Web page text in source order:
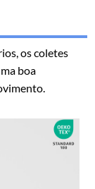
os coletes
boa